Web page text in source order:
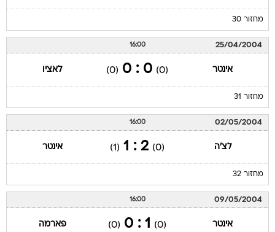
מחזור 30
25/04/2004
16:00
אינטר (0)
0 : 0
(0) לאציו
מחזור 31
02/05/2004
16:00
לצ'ה (0)
2 : 1
(1) אינטר
מחזור 32
09/05/2004
16:00
אינטר (0)
1 : 0
(0) פארמה